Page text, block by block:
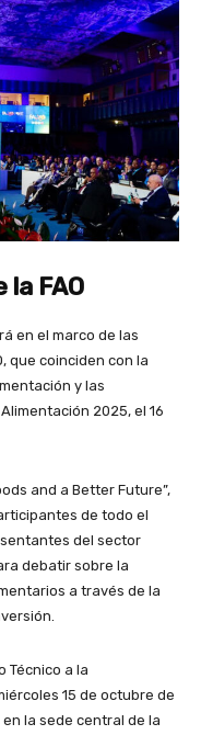
la FAO
en el marco de las
que coinciden con la
y las
2025, el 16
and a Better Future”,
de todo el
del sector
debatir sobre la
a través de la
Técnico a la
15 de octubre de
la sede central de la